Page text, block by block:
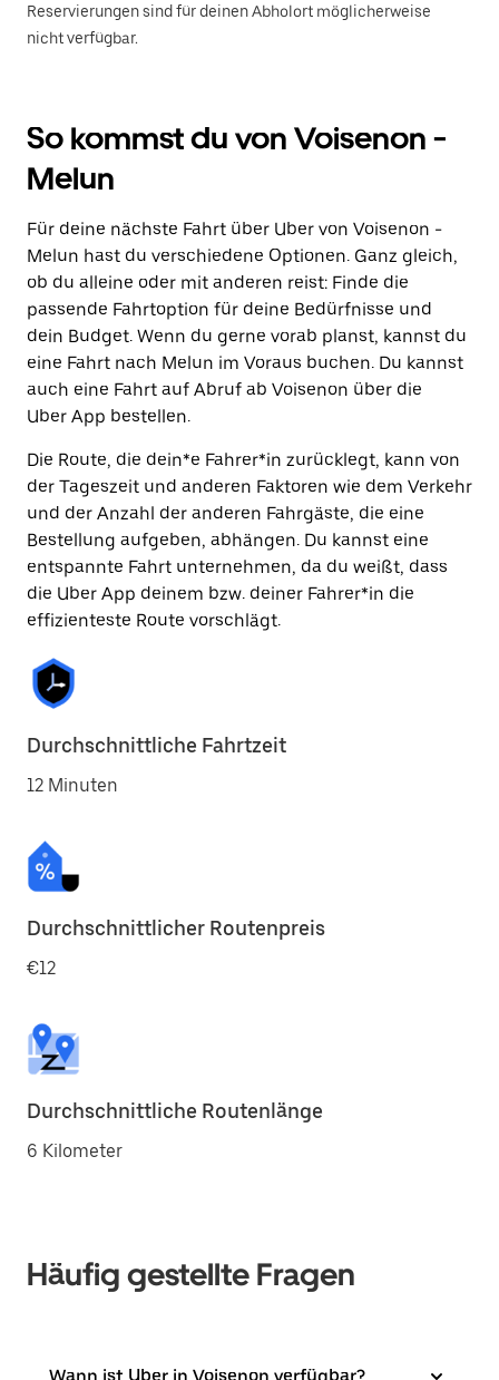
schließen.
Reservierungen sind für deinen Abholort möglicherweise
nicht verfügbar.
So kommst du von Voisenon -
Melun
Für deine nächste Fahrt über Uber von Voisenon -
Melun hast du verschiedene Optionen. Ganz gleich,
ob du alleine oder mit anderen reist: Finde die
passende Fahrtoption für deine Bedürfnisse und
dein Budget. Wenn du gerne vorab planst, kannst du
eine Fahrt nach Melun im Voraus buchen. Du kannst
auch eine Fahrt auf Abruf ab Voisenon über die
Uber App bestellen.
Die Route, die dein*e Fahrer*in zurücklegt, kann von
der Tageszeit und anderen Faktoren wie dem Verkehr
und der Anzahl der anderen Fahrgäste, die eine
Bestellung aufgeben, abhängen. Du kannst eine
entspannte Fahrt unternehmen, da du weißt, dass
die Uber App deinem bzw. deiner Fahrer*in die
effizienteste Route vorschlägt.
Durchschnittliche Fahrtzeit
12 Minuten
Durchschnittlicher Routenpreis
€12
Durchschnittliche Routenlänge
6 Kilometer
Häufig gestellte Fragen